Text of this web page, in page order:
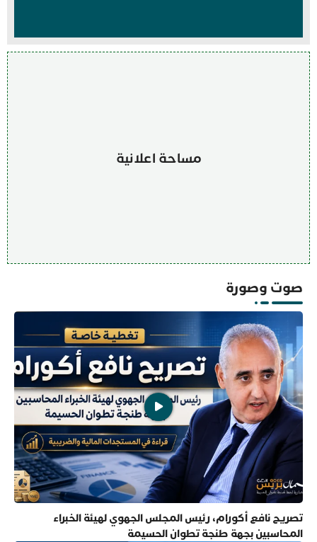
مساحة اعلانية
صوت وصورة
تصريح نافع أكورام، رئيس المجلس الجهوي لهيئة الخبراء
المحاسبين بجهة طنجة تطوان الحسيمة